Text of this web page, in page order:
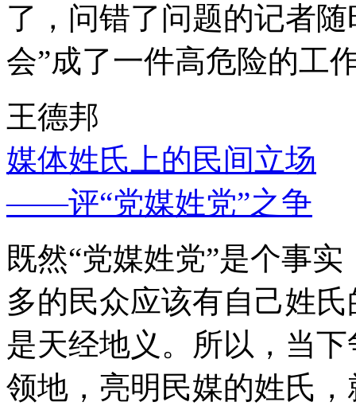
了，问错了问题的记者
会”成了一件高危险的工
王德邦
媒体姓氏上的民间立场
——评“党媒姓党”之争
既然“党媒姓党”是个事
多的民众应该有自己姓
是天经地义。所以，当
领地，亮明民媒的姓氏